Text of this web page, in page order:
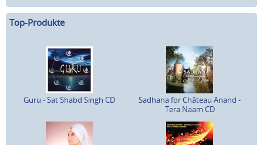
Top-Produkte
Guru - Sat Shabd Singh CD
Sadhana for Château Anand -
Tera Naam CD